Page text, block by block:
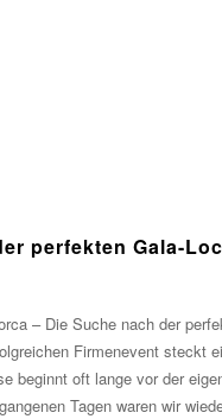
perfekten Gala-
– Die Suche nach der
Firmenevent steckt
beginnt oft lange vor der
Tagen waren wir